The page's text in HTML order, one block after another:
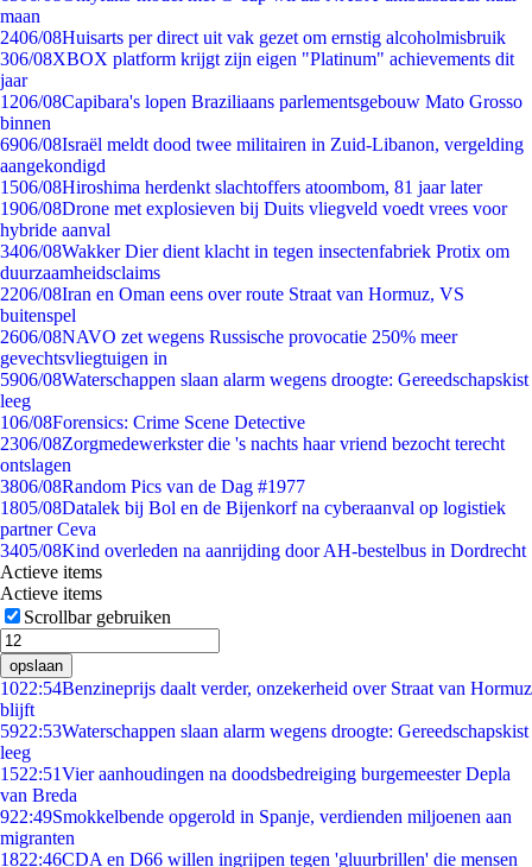
maan
2406/08Huisarts per direct uit vak gezet om ernstig alcoholmisbruik
306/08XBOX platform krijgt zijn eigen "Platinum" achievements dit
jaar
1206/08Capibara's lopen Braziliaans parlementsgebouw Mato Grosso
binnen
6906/08Israël meldt dood twee militairen in Zuid-Libanon, vergelding
aangekondigd
1506/08Hiroshima herdenkt slachtoffers atoombom, 81 jaar later
1906/08Drone met explosieven bij Duits vliegveld voedt vrees voor
hybride aanval
3406/08Wakker Dier dient klacht in tegen insectenfabriek Protix om
duurzaamheidsclaims
2206/08Iran en Oman eens over route Straat van Hormuz, VS
buitenspel
2606/08NAVO zet wegens Russische provocatie 250% meer
gevechtsvliegtuigen in
5906/08Waterschappen slaan alarm wegens droogte: Gereedschapskist
leeg
106/08Forensics: Crime Scene Detective
2306/08Zorgmedewerkster die 's nachts haar vriend bezocht terecht
ontslagen
3806/08Random Pics van de Dag #1977
1805/08Datalek bij Bol en de Bijenkorf na cyberaanval op logistiek
partner Ceva
3405/08Kind overleden na aanrijding door AH-bestelbus in Dordrecht
Actieve items
Actieve items
Scrollbar gebruiken
opslaan
1022:54Benzineprijs daalt verder, onzekerheid over Straat van Hormuz
blijft
5922:53Waterschappen slaan alarm wegens droogte: Gereedschapskist
leeg
1522:51Vier aanhoudingen na doodsbedreiging burgemeester Depla
van Breda
922:49Smokkelbende opgerold in Spanje, verdienden miljoenen aan
migranten
1822:46CDA en D66 willen ingrijpen tegen 'gluurbrillen' die mensen